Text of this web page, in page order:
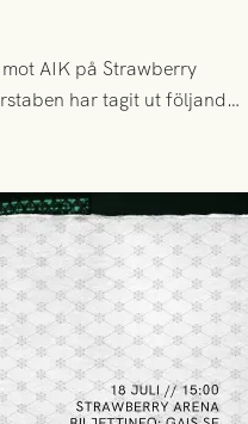
AIK på Strawberry
har tagit ut följande